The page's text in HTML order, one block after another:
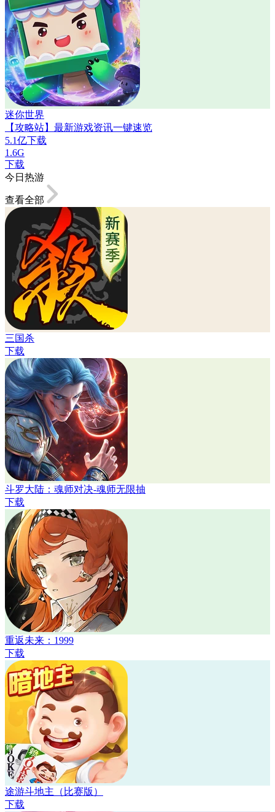
迷你世界
【攻略站】最新游戏资讯一键速览
5.1亿下载
1.6G
下载
今日热游
查看全部
三国杀
下载
斗罗大陆：魂师对决-魂师无限抽
下载
重返未来：1999
下载
途游斗地主（比赛版）
下载